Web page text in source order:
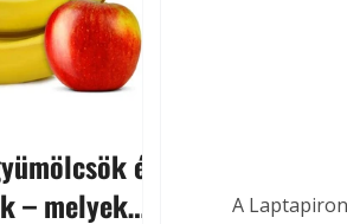
és
– melyek
A